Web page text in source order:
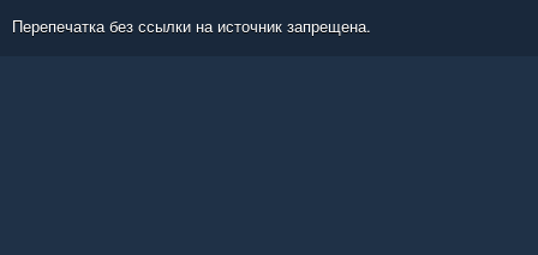
Перепечатка без ссылки на источник запрещена.